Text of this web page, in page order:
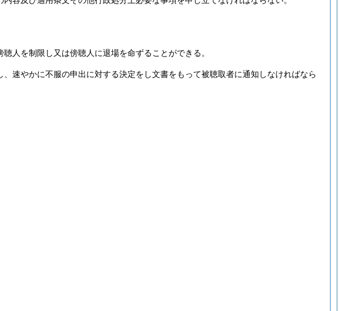
人を制限し又は傍聴人に退場を命ずることができる。
速やかに不服の申出に対する決定をし文書をもって被聴取者に通知しなければなら